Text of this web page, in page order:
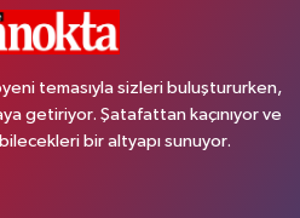
temasıyla sizleri buluştururken,
getiriyor. Şatafattan kaçınıyor ve
bir altyapı sunuyor.